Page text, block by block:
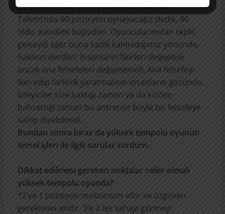
çizmeniz lazım. 2005 yılında Kadın A Milli
Takımı’nda 80 pozisyon oynayacağız dedik, 80
oldu. Kendimi bağladım. Oyuncularımdan tepki
gelseydi eğer buna sadık kalmadığımız yönünde,
haklısın derdim. İnsanların fikirleri değişebilir
ancak ana felsefeleri değişmemeli. Ana felsefeyi
ilan edip farklılık yaratmalısın insanların gözünde.
İzleyiciler size baktığı zaman ya da sizden
bahsettiği zaman bu antrenör böyle bir felsefeye
sahip diyebilmeli.
Bundan sonra biraz da yüksek tempolu oyunun
temel işleri ile ilgili sorular sordum.
Dikkat edilmesi gereken noktalar neler olmalı
yüksek tempolu oyunda?
*2’ye 1 pozisyon maksimum efor ve özgüven
gerektiren andır. 3’e 2 ise sahayı görmeyi